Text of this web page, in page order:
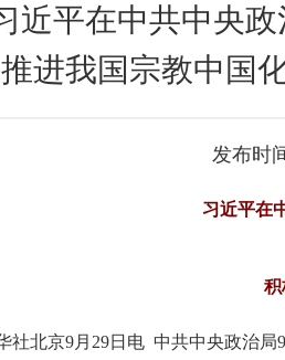
近平在中共中央
推进我国宗教中国
发布时
习近平在
积
社北京9月29日电 中共中央政治